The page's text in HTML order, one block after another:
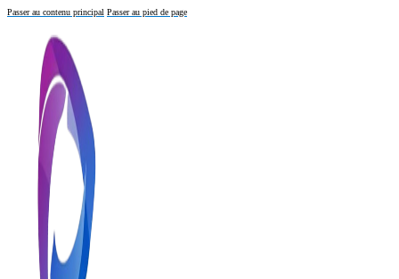
Passer au contenu principal Passer au pied de page